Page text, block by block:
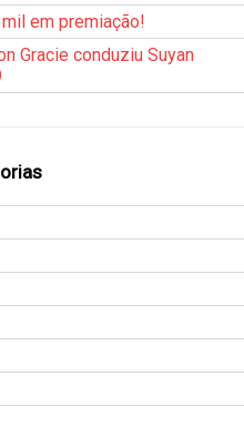
em premiação!
Gracie conduziu Suyan